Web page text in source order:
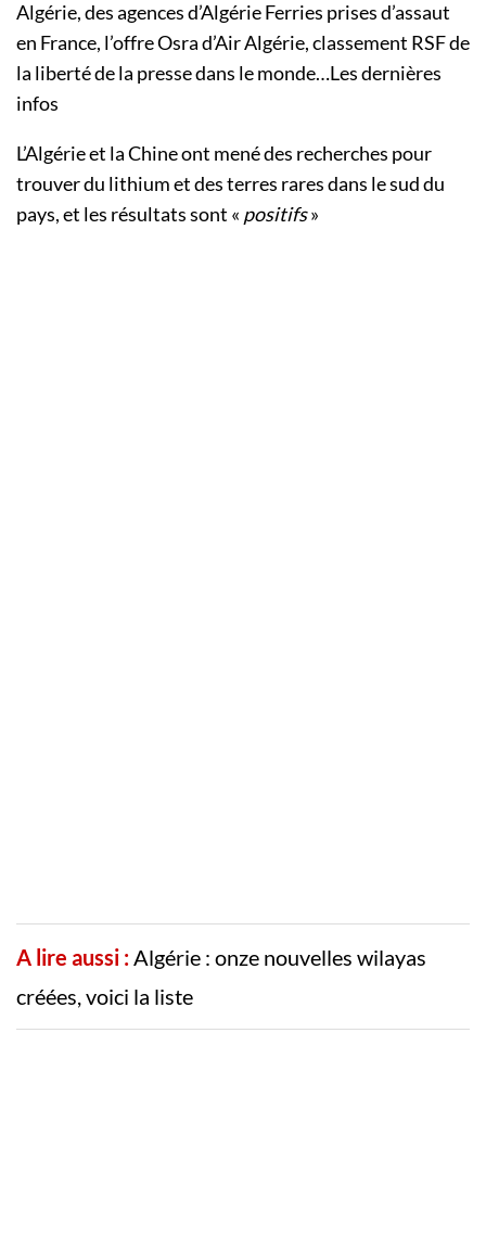
Algérie, des agences d’Algérie Ferries prises d’assaut
en France, l’offre Osra d’Air Algérie, classement RSF de
la liberté de la presse dans le monde…Les dernières
infos
L’Algérie et la Chine ont mené des recherches pour
trouver du lithium et des terres rares dans le sud du
pays, et les résultats sont « positifs»
A lire aussi :Algérie : onze nouvelles wilayas
créées, voici la liste